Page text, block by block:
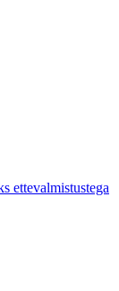
ettevalmistustega